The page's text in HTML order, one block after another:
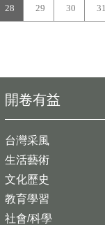
28 29 30 31
開卷有益
台灣采風
生活藝術
文化歷史
教育學習
社會/科學